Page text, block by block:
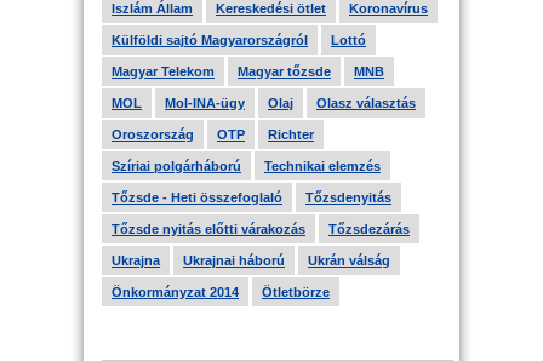
Iszlám Állam Kereskedési ötlet Koronavírus
Külföldi sajtó Magyarországról Lottó
Magyar Telekom Magyar tőzsde MNB
MOL Mol-INA-ügy Olaj Olasz választás
Oroszország OTP Richter
Szíriai polgárháború Technikai elemzés
Tőzsde - Heti összefoglaló Tőzsdenyitás
Tőzsde nyitás előtti várakozás Tőzsdezárás
Ukrajna Ukrajnai háború Ukrán válság
Önkormányzat 2014 Ötletbörze